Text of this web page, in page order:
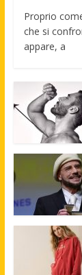
Proprio
che si
appare, a